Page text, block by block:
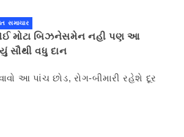
સમાચાર
મોટા બિઝનેસમેન નહી પણ આ
વધુ દાન